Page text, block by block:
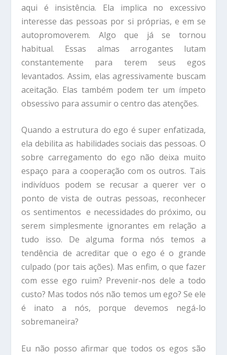
aqui é insistência. Ela implica no excessivo
interesse das pessoas por si próprias, e em se
autopromoverem. Algo que já se tornou
habitual. Essas almas arrogantes lutam
constantemente para terem seus egos
levantados. Assim, elas agressivamente buscam
aceitação. Elas também podem ter um ímpeto
obsessivo para assumir o centro das atenções.
Quando a estrutura do ego é super enfatizada,
ela debilita as habilidades sociais das pessoas. O
sobre carregamento do ego não deixa muito
espaço para a cooperação com os outros. Tais
indivíduos podem se recusar a querer ver o
ponto de vista de outras pessoas, reconhecer
os sentimentos e necessidades do próximo, ou
serem simplesmente ignorantes em relação a
tudo isso. De alguma forma nós temos a
tendência de acreditar que o ego é o grande
culpado (por tais ações). Mas enfim, o que fazer
com esse ego ruim? Prevenir-nos dele a todo
custo? Mas todos nós não temos um ego? Se ele
é inato a nós, porque devemos negá-lo
sobremaneira?
Eu não posso afirmar que todos os egos são